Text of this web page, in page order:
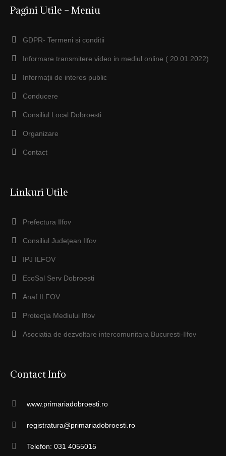
Pagini Utile – Meniu
GDPR- Termeni si conditii
Informare transmitere video in mediul online ( 20.01.2022)
Informații de interes public
Conducere
Consiliul Local Dobroesti
Organizare
Contact
Linkuri Utile
Prefectura Ilfov
Consiliul Judeţean Ilfov
IPJ ILFOV
EcoSal Serv Dobroesti
Anaf ILFOV
Protecţia Mediului Ilfov
Asociatia de dezvoltare intercomunitara Bucuresti-Ilfov
Contact Info
www.primariadobroesti.ro
registratura@primariadobroesti.ro
Telefon: 031 4055015